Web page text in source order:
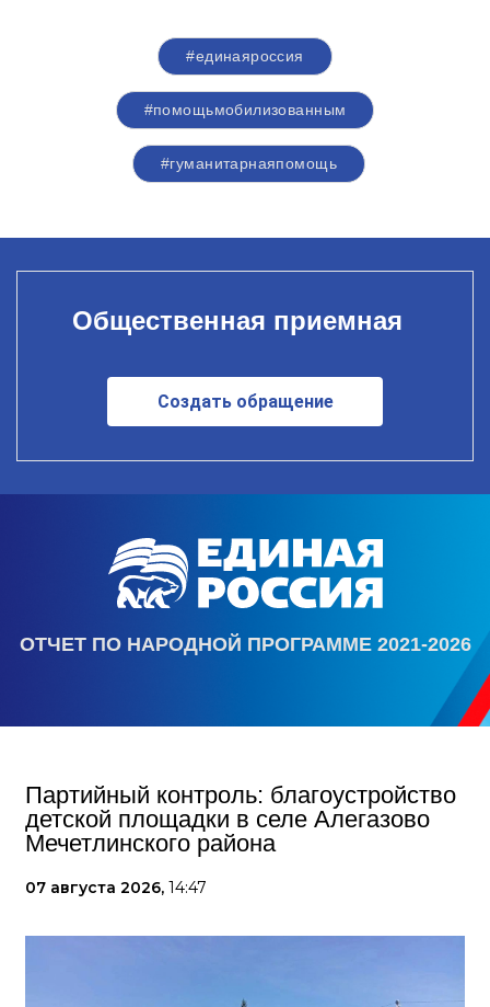
#единаяроссия
#помощьмобилизованным
#гуманитарнаяпомощь
Общественная приемная
Создать обращение
ОТЧЕТ ПО НАРОДНОЙ ПРОГРАММЕ 2021-2026
Партийный контроль: благоустройство
детской площадки в селе Алегазово
Мечетлинского района
07 августа 2026, 14:47